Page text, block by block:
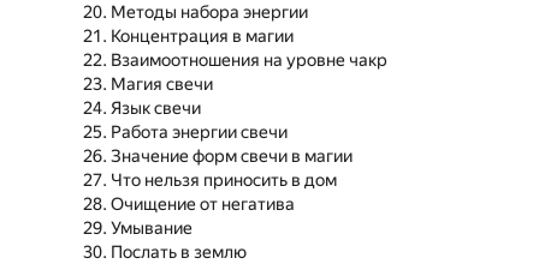
Методы набора энергии
Концентрация в магии
Взаимоотношения на уровне чакр
Магия свечи
Язык свечи
Работа энергии свечи
Значение форм свечи в магии
Что нельзя приносить в дом
Очищение от негатива
Умывание
Послать в землю